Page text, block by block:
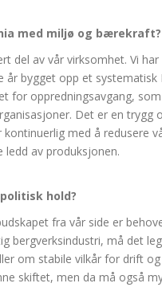
med miljø og bærekraft?
del av vår virksomhet. Vi
år bygget opp et
for oppredningsavgang,
Det er en trygg
med å redusere
ledd av produksjonen.
hold?
fra vår side er
bergverksindustri, må det
om stabile vilkår for drift
skiftet, men da må også